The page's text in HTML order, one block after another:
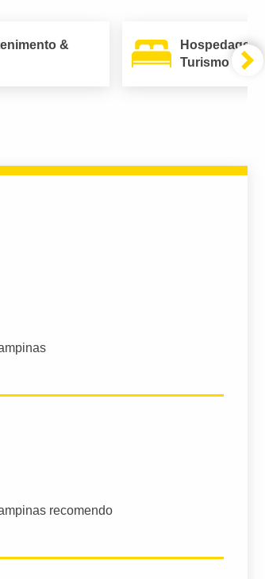
&
Hospedagem
Turismo
recomendo